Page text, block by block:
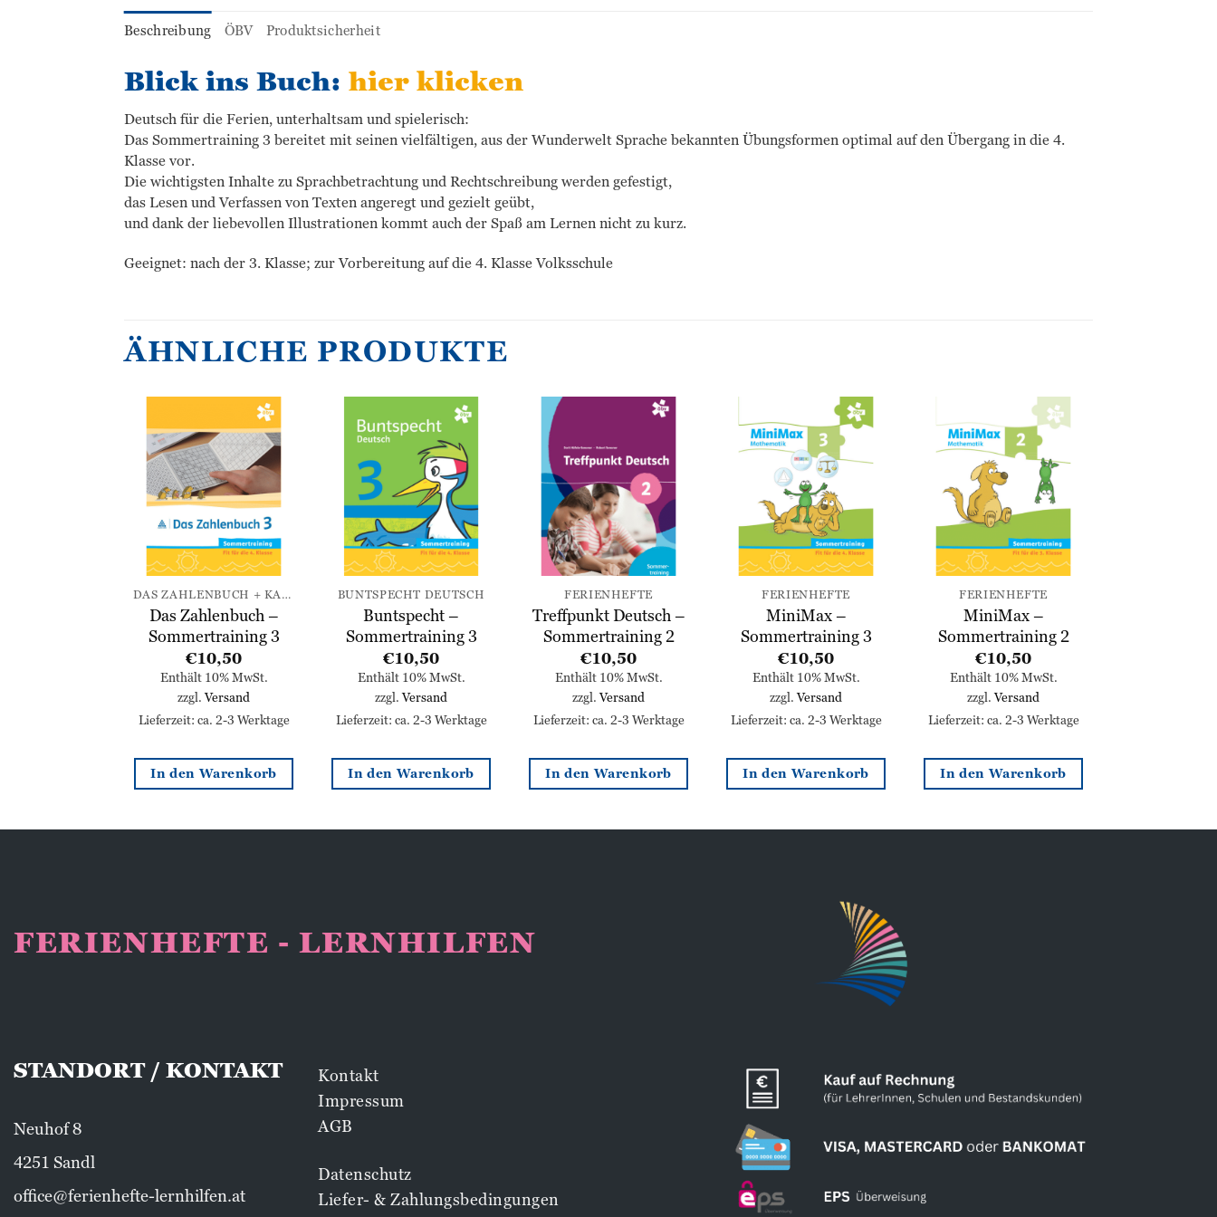
Beschreibung ÖBV Produktsicherheit
Blick ins Buch: hier klicken
Deutsch für die Ferien, unterhaltsam und spielerisch:
Das Sommertraining 3 bereitet mit seinen vielfältigen, aus der Wunderwelt Sprache bekannten Übungsformen optimal auf den Übergang in die 4.
Klasse vor.
Die wichtigsten Inhalte zu Sprachbetrachtung und Rechtschreibung werden gefestigt,
das Lesen und Verfassen von Texten angeregt und gezielt geübt,
und dank der liebevollen Illustrationen kommt auch der Spaß am Lernen nicht zu kurz.
Geeignet: nach der 3. Klasse; zur Vorbereitung auf die 4. Klasse Volksschule
ÄHNLICHE PRODUKTE
Zur
Wunschliste
hinzufügen
DAS ZAHLENBUCH + KARTEN
Das Zahlenbuch –
Sommertraining 3
€10,50
Enthält 10% MwSt.
zzgl.Versand
Lieferzeit: ca. 2-3 Werktage
In den Warenkorb
Zur
Wunschliste
hinzufügen
BUNTSPECHT DEUTSCH
Buntspecht –
Sommertraining 3
€10,50
Enthält 10% MwSt.
zzgl.Versand
Lieferzeit: ca. 2-3 Werktage
In den Warenkorb
Zur
Wunschliste
hinzufügen
FERIENHEFTE
Treffpunkt Deutsch –
Sommertraining 2
€10,50
Enthält 10% MwSt.
zzgl.Versand
Lieferzeit: ca. 2-3 Werktage
In den Warenkorb
Zur
Wunschliste
hinzufügen
FERIENHEFTE
MiniMax –
Sommertraining 3
€10,50
Enthält 10% MwSt.
zzgl.Versand
Lieferzeit: ca. 2-3 Werktage
In den Warenkorb
Zur
Wunschliste
hinzufügen
FERIENHEFTE
MiniMax –
Sommertraining 2
€10,50
Enthält 10% MwSt.
zzgl.Versand
Lieferzeit: ca. 2-3 Werktage
In den Warenkorb
FERIENHEFTE - LERNHILFEN
STANDORT / KONTAKT
Neuhof 8
4251 Sandl
office@ferienhefte-lernhilfen.at
Kontakt
Impressum
AGB
Datenschutz
Liefer- & Zahlungsbedingungen